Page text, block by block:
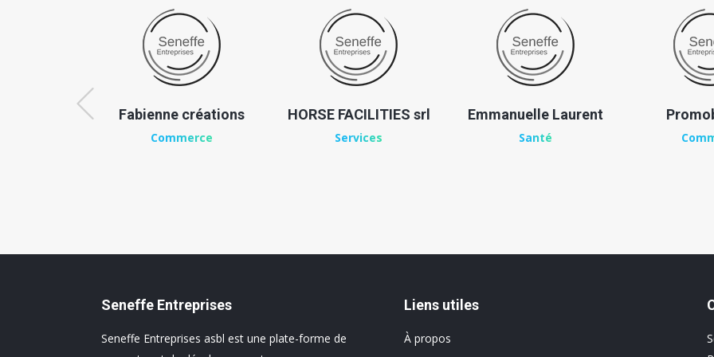
Fabienne créations
Commerce
HORSE FACILITIES srl
Services
Emmanuelle Laurent
Santé
Seneffe Entreprises
Seneffe Entreprises asbl est une plate-forme de
Liens utiles
À propos